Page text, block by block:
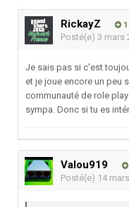
RickayZ 1
Posté(e) 3 mars
Je sais pas si c'est
et je joue encore un peu
communauté de role
sympa. Donc si tu es
Valou919
Posté(e) 14